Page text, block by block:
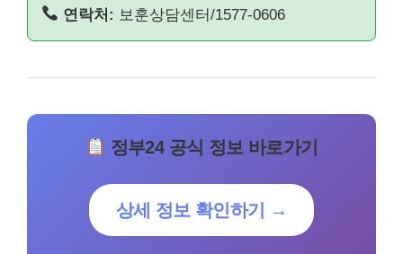
연락처: 보훈상담센터/1577-0606
정부24 공식 정보 바로가기
상세 정보 확인하기 →